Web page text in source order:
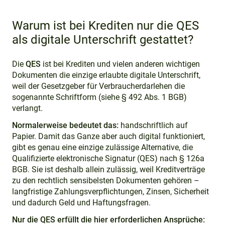
Warum ist bei Krediten nur die QES
als digitale Unterschrift gestattet?
Die QES ist bei Krediten und vielen anderen wichtigen
Dokumenten die einzige erlaubte digitale Unterschrift,
weil der Gesetzgeber für Verbraucherdarlehen die
sogenannte Schriftform (siehe § 492 Abs. 1 BGB)
verlangt.
Normalerweise bedeutet das: handschriftlich auf
Papier. Damit das Ganze aber auch digital funktioniert,
gibt es genau eine einzige zulässige Alternative, die
Qualifizierte elektronische Signatur (QES) nach § 126a
BGB. Sie ist deshalb allein zulässig, weil Kreditverträge
zu den rechtlich sensibelsten Dokumenten gehören –
langfristige Zahlungsverpflichtungen, Zinsen, Sicherheit
und dadurch Geld und Haftungsfragen.
Nur die QES erfüllt die hier erforderlichen Ansprüche: